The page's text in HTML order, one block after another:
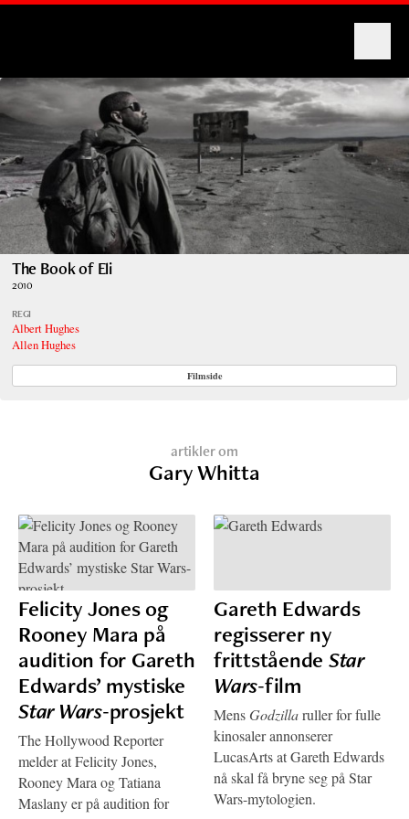
The Book of Eli
2010
REGI
Albert Hughes
Allen Hughes
Filmside
artikler om
Gary Whitta
Felicity Jones og
Rooney Mara på
audition for Gareth
Edwards’ mystiske
Star Wars-prosjekt
The Hollywood Reporter
melder at Felicity Jones,
Rooney Mara og Tatiana
Maslany er på audition for
Gareth Edwards
regisserer ny
frittstående Star
Wars-film
MensGodzillaruller for fulle
kinosaler annonserer
LucasArts at Gareth Edwards
nå skal få bryne seg på Star
Wars-mytologien.